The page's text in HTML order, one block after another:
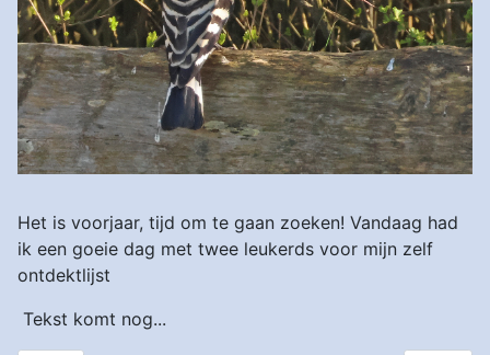
Het is voorjaar, tijd om te gaan zoeken! Vandaag had
ik een goeie dag met twee leukerds voor mijn zelf
ontdektlijst
Tekst komt nog...